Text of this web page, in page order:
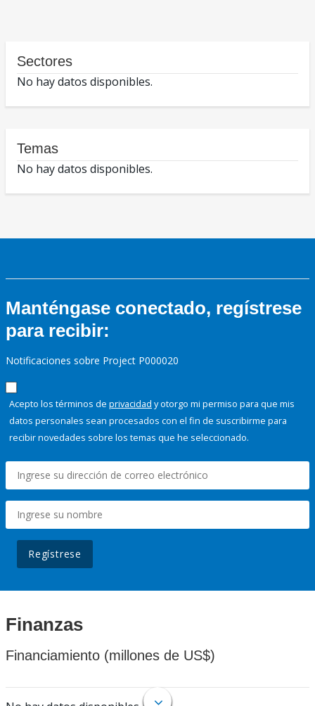
Sectores
No hay datos disponibles.
Temas
No hay datos disponibles.
Manténgase conectado, regístrese
para recibir:
Notificaciones sobre Project P000020
Acepto los términos de privacidad y otorgo mi permiso para que mis
datos personales sean procesados con el fin de suscribirme para
recibir novedades sobre los temas que he seleccionado.
Regístrese
Finanzas
Financiamiento (millones de US$)